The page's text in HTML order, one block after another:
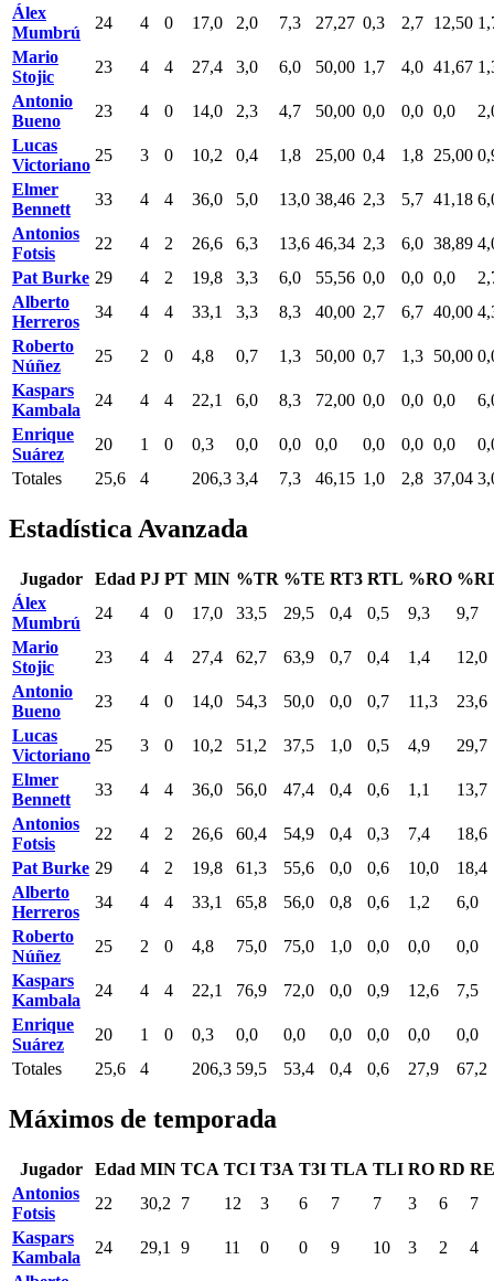
Álex
Mumbrú
24 4 0 17,0 2,0 7,3 27,27 0,3 2,7 12,50
Mario
Stojic
23 4 4 27,4 3,0 6,0 50,00 1,7 4,0 41,67
Antonio
Bueno
23 4 0 14,0 2,3 4,7 50,00 0,0 0,0 0,0
Lucas
Victoriano
25 3 0 10,2 0,4 1,8 25,00 0,4 1,8 25,00
Elmer
Bennett
33 4 4 36,0 5,0 13,0 38,46 2,3 5,7 41,18
Antonios
Fotsis
22 4 2 26,6 6,3 13,6 46,34 2,3 6,0 38,89
Pat Burke 29 4 2 19,8 3,3 6,0 55,56 0,0 0,0 0,0
Alberto
Herreros
34 4 4 33,1 3,3 8,3 40,00 2,7 6,7 40,00
Roberto
Núñez
25 2 0 4,8 0,7 1,3 50,00 0,7 1,3 50,00
Kaspars
Kambala
24 4 4 22,1 6,0 8,3 72,00 0,0 0,0 0,0
Enrique
Suárez
20 1 0 0,3 0,0 0,0 0,0 0,0 0,0 0,0
Totales
25,6 4 206,3 3,4 7,3 46,15 1,0 2,8 37,04
Estadística Avanzada
Jugador Edad PJ PT MIN %TR %TE RT3 RTL %RO
Álex
Mumbrú
24 4 0 17,0 33,5 29,5 0,4 0,5 9,3
9,7
Mario
Stojic
23 4 4 27,4 62,7 63,9 0,7 0,4 1,4
12,0
Antonio
Bueno
23 4 0 14,0 54,3 50,0 0,0 0,7 11,3
23,6
Lucas
Victoriano
25 3 0 10,2 51,2 37,5 1,0 0,5 4,9
29,7
Elmer
Bennett
33 4 4 36,0 56,0 47,4 0,4 0,6 1,1
13,7
Antonios
Fotsis
22 4 2 26,6 60,4 54,9 0,4 0,3 7,4
18,6
Pat Burke 29 4 2 19,8 61,3 55,6 0,0 0,6 10,0
18,4
Alberto
Herreros
34 4 4 33,1 65,8 56,0 0,8 0,6 1,2
6,0
Roberto
Núñez
25 2 0 4,8 75,0 75,0 1,0 0,0 0,0
0,0
Kaspars
Kambala
24 4 4 22,1 76,9 72,0 0,0 0,9 12,6
7,5
Enrique
Suárez
20 1 0 0,3 0,0 0,0 0,0 0,0 0,0
0,0
Totales
25,6 4 206,3 59,5 53,4 0,4 0,6 27,9 67,2
Máximos de temporada
Jugador Edad MIN TCA TCI T3A T3I TLA TLI RO RD
Antonios
Fotsis
22 30,2 7 12 3 6 7 7 3 6
7
Kaspars
Kambala
24 29,1 9 11 0 0 9 10 3 2
4